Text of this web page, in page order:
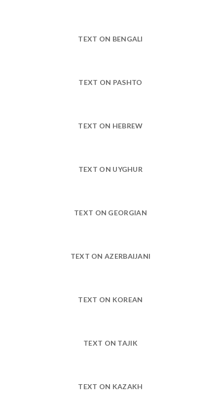
TEXT ON BENGALI
TEXT ON PASHTO
TEXT ON HEBREW
TEXT ON UYGHUR
TEXT ON GEORGIAN
TEXT ON AZERBAIJANI
TEXT ON KOREAN
TEXT ON TAJIK
TEXT ON KAZAKH